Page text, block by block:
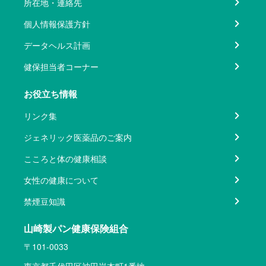
所在地・連絡先
個人情報保護方針
データヘルス計画
健保担当者コーナー
お役立ち情報
リンク集
ジェネリック医薬品のご案内
こころと体の健康相談
女性の健康について
禁煙豆知識
山崎製パン健康保険組合
〒101-0033